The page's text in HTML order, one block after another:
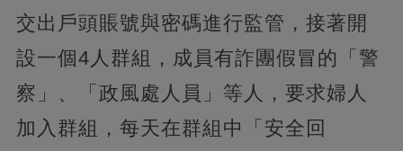
交出戶頭賬號與密碼進行監管，接著開
設一個4人群組，成員有詐團假冒的「警
察」、「政風處人員」等人，要求婦人
加入群組，每天在群組中「安全回